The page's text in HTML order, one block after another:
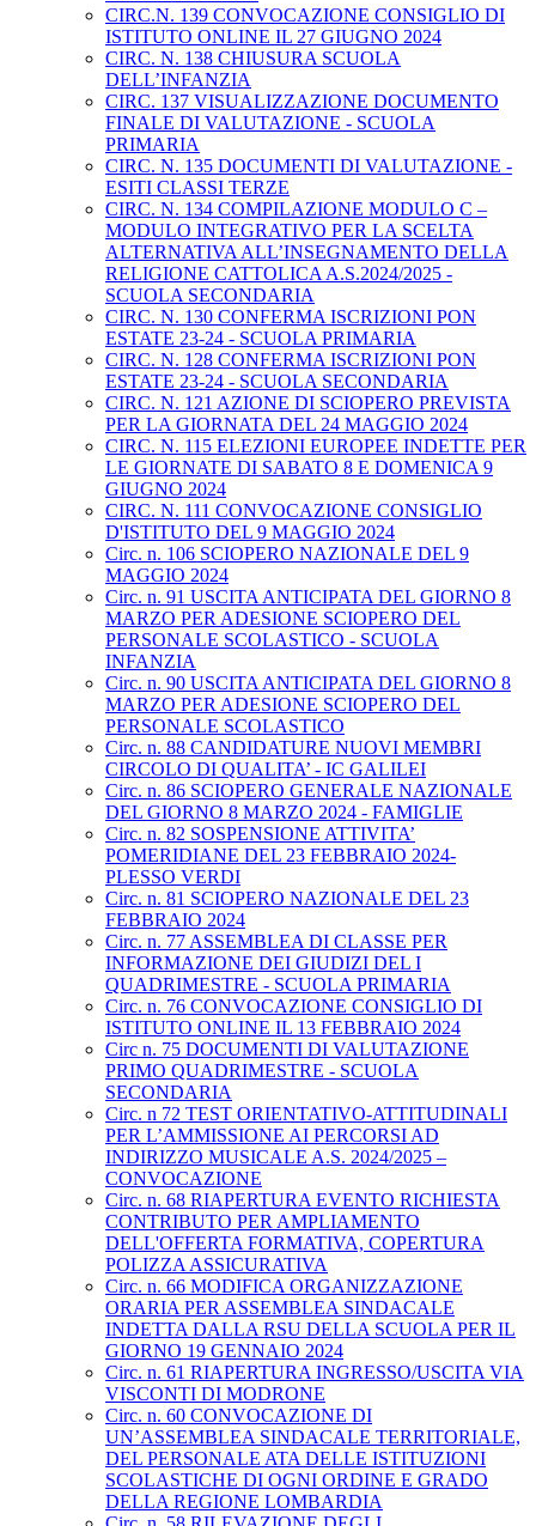
CIRC.N. 139 CONVOCAZIONE CONSIGLIO DI
ISTITUTO ONLINE IL 27 GIUGNO 2024
CIRC. N. 138 CHIUSURA SCUOLA
DELL’INFANZIA
CIRC. 137 VISUALIZZAZIONE DOCUMENTO
FINALE DI VALUTAZIONE - SCUOLA
PRIMARIA
CIRC. N. 135 DOCUMENTI DI VALUTAZIONE -
ESITI CLASSI TERZE
CIRC. N. 134 COMPILAZIONE MODULO C –
MODULO INTEGRATIVO PER LA SCELTA
ALTERNATIVA ALL’INSEGNAMENTO DELLA
RELIGIONE CATTOLICA A.S.2024/2025 -
SCUOLA SECONDARIA
CIRC. N. 130 CONFERMA ISCRIZIONI PON
ESTATE 23-24 - SCUOLA PRIMARIA
CIRC. N. 128 CONFERMA ISCRIZIONI PON
ESTATE 23-24 - SCUOLA SECONDARIA
CIRC. N. 121 AZIONE DI SCIOPERO PREVISTA
PER LA GIORNATA DEL 24 MAGGIO 2024
CIRC. N. 115 ELEZIONI EUROPEE INDETTE PER
LE GIORNATE DI SABATO 8 E DOMENICA 9
GIUGNO 2024
CIRC. N. 111 CONVOCAZIONE CONSIGLIO
D'ISTITUTO DEL 9 MAGGIO 2024
Circ. n. 106 SCIOPERO NAZIONALE DEL 9
MAGGIO 2024
Circ. n. 91 USCITA ANTICIPATA DEL GIORNO 8
MARZO PER ADESIONE SCIOPERO DEL
PERSONALE SCOLASTICO - SCUOLA
INFANZIA
Circ. n. 90 USCITA ANTICIPATA DEL GIORNO 8
MARZO PER ADESIONE SCIOPERO DEL
PERSONALE SCOLASTICO
Circ. n. 88 CANDIDATURE NUOVI MEMBRI
CIRCOLO DI QUALITA’ - IC GALILEI
Circ. n. 86 SCIOPERO GENERALE NAZIONALE
DEL GIORNO 8 MARZO 2024 - FAMIGLIE
Circ. n. 82 SOSPENSIONE ATTIVITA’
POMERIDIANE DEL 23 FEBBRAIO 2024-
PLESSO VERDI
Circ. n. 81 SCIOPERO NAZIONALE DEL 23
FEBBRAIO 2024
Circ. n. 77 ASSEMBLEA DI CLASSE PER
INFORMAZIONE DEI GIUDIZI DEL I
QUADRIMESTRE - SCUOLA PRIMARIA
Circ. n. 76 CONVOCAZIONE CONSIGLIO DI
ISTITUTO ONLINE IL 13 FEBBRAIO 2024
Circ n. 75 DOCUMENTI DI VALUTAZIONE
PRIMO QUADRIMESTRE - SCUOLA
SECONDARIA
Circ. n 72 TEST ORIENTATIVO-ATTITUDINALI
PER L’AMMISSIONE AI PERCORSI AD
INDIRIZZO MUSICALE A.S. 2024/2025 –
CONVOCAZIONE
Circ. n. 68 RIAPERTURA EVENTO RICHIESTA
CONTRIBUTO PER AMPLIAMENTO
DELL'OFFERTA FORMATIVA, COPERTURA
POLIZZA ASSICURATIVA
Circ. n. 66 MODIFICA ORGANIZZAZIONE
ORARIA PER ASSEMBLEA SINDACALE
INDETTA DALLA RSU DELLA SCUOLA PER IL
GIORNO 19 GENNAIO 2024
Circ. n. 61 RIAPERTURA INGRESSO/USCITA VIA
VISCONTI DI MODRONE
Circ. n. 60 CONVOCAZIONE DI
UN’ASSEMBLEA SINDACALE TERRITORIALE,
DEL PERSONALE ATA DELLE ISTITUZIONI
SCOLASTICHE DI OGNI ORDINE E GRADO
DELLA REGIONE LOMBARDIA